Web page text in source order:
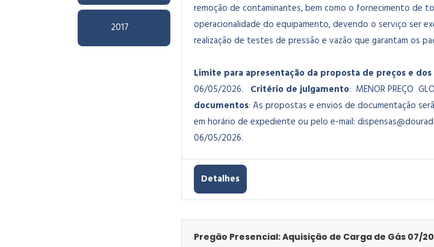
2017
remoção de contaminantes, bem como o fornecimento de
operacionalidade do equipamento, devendo o serviço ser
realização de testes de pressão e vazão que garantam os
Limite para apresentação da proposta de preços e
06/05/2026. Critério de julgamento: MENOR PREÇO
documentos: As propostas e envios de documentação
em horário de expediente ou pelo e-mail:
06/05/2026.
Detalhes
Pregão Presencial: Aquisição de Carga de Gás 07/